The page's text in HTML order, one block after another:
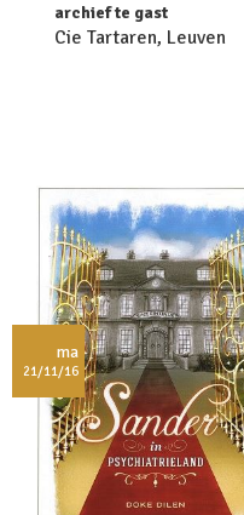
archief te gast
Cie Tartaren, Leuven
ma
21/11/16